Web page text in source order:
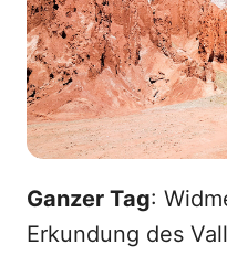
Ganzer Tag:
Erkundung des